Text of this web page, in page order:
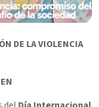
DE LA VIOLENCIA